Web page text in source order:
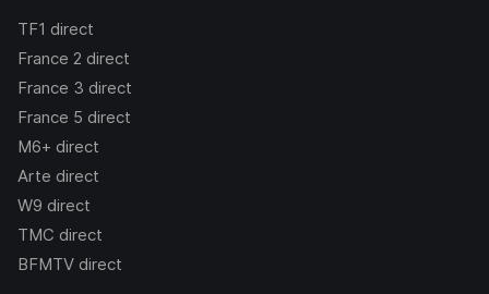
TF1 direct
France 2 direct
France 3 direct
France 5 direct
M6+ direct
Arte direct
W9 direct
TMC direct
BFMTV direct